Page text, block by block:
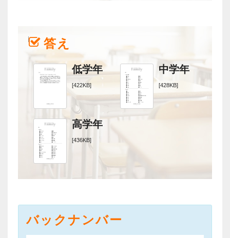
答え
低学年
[422KB]
中学年
[428KB]
高学年
[436KB]
バックナンバー